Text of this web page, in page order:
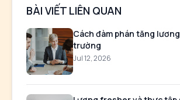
BÀI VIẾT LIÊN QUAN
Cách đàm phán tăng
trường
Jul 12, 2026